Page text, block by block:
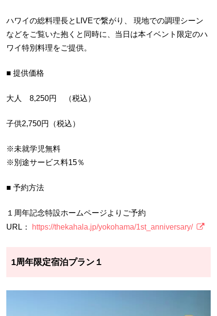
ハワイの総料理長とLIVEで繋がり、 現地での調理シーン
などをご覧いた抱くと同時に、当日は本イベント限定のハ
ワイ特別料理をご提供。
■ 提供価格
大人 8,250円 （税込）
子供2,750円（税込）
※未就学児無料
※別途サービス料15％
■ 予約方法
１周年記念特設ホームページよりご予約
URL： https://thekahala.jp/yokohama/1st_anniversary/
1周年限定宿泊プラン１